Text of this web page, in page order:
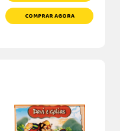
COMPRAR AGORA